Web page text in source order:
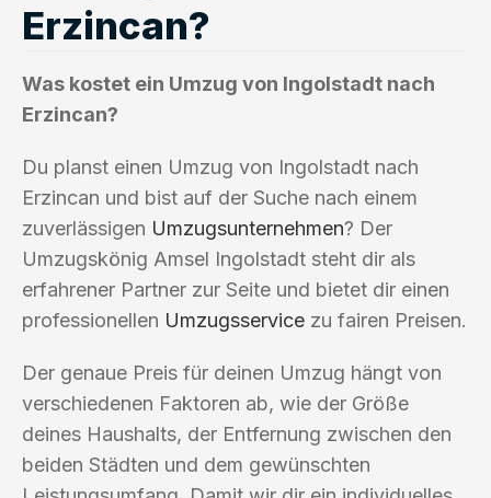
Erzincan?
Was kostet ein Umzug von Ingolstadt nach
Erzincan?
Du planst einen Umzug von Ingolstadt nach
Erzincan und bist auf der Suche nach einem
zuverlässigen Umzugsunternehmen? Der
Umzugskönig Amsel Ingolstadt steht dir als
erfahrener Partner zur Seite und bietet dir einen
professionellen Umzugsservice zu fairen Preisen.
Der genaue Preis für deinen Umzug hängt von
verschiedenen Faktoren ab, wie der Größe
deines Haushalts, der Entfernung zwischen den
beiden Städten und dem gewünschten